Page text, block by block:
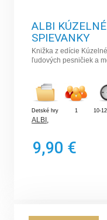
ALBI
SPIEVANKY
Knižka z edície
ľudových pesničiek a
Detské hry 1 10-
ALBI ,
9,90 €